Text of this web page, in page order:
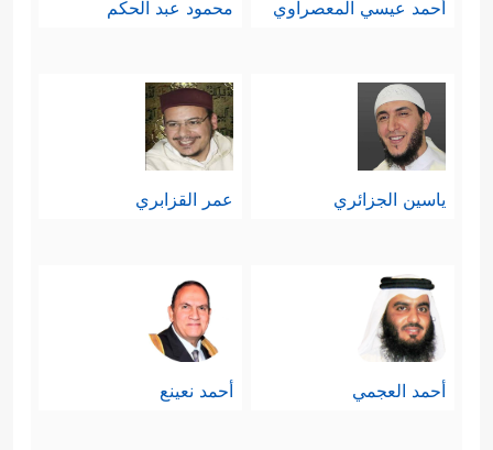
أحمد عيسي المعصراوي محمود عبد الحكم
ياسين الجزائري عمر القزابري
أحمد العجمي أحمد نعينع